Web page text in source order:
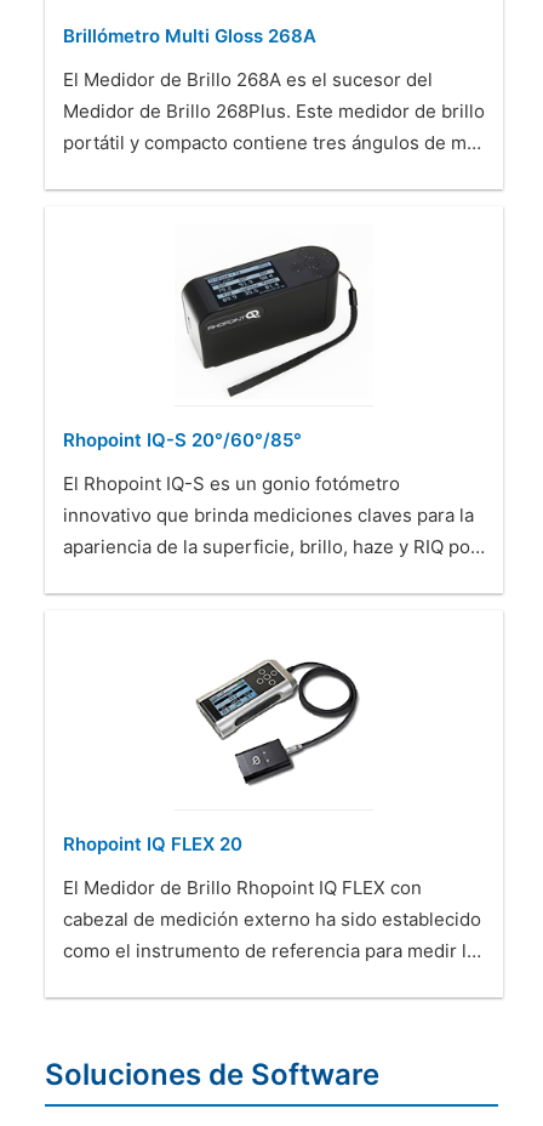
Brillómetro Multi Gloss 268A
El Medidor de Brillo 268A es el sucesor del
Medidor de Brillo 268Plus. Este medidor de brillo
portátil y compacto contiene tres ángulos de m…
Rhopoint IQ-S 20°/60°/85°
El Rhopoint IQ-S es un gonio fotómetro
innovativo que brinda mediciones claves para la
apariencia de la superficie, brillo, haze y RIQ po…
Rhopoint IQ FLEX 20
El Medidor de Brillo Rhopoint IQ FLEX con
cabezal de medición externo ha sido establecido
como el instrumento de referencia para medir l…
Soluciones de Software